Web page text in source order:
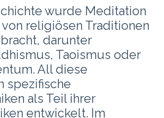
wurde Meditation
religiösen Traditionen
darunter
Taoismus oder
All diese
spezifische
als Teil ihrer
entwickelt. Im